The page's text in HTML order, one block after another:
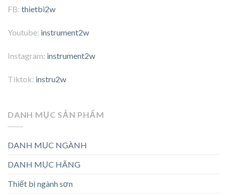
FB: thietbi2w
Youtube: instrument2w
Instagram: instrument2w
Tiktok: instru2w
DANH MỤC SẢN PHẨM
DANH MỤC NGÀNH
DANH MỤC HÃNG
Thiết bị ngành sơn